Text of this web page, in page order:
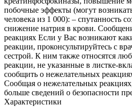
побочные эффекты (могут
человека из 1 000): ‒ спутанность
снижение натрия в крови.
реакциях Если у Вас возникают
реакции, проконсультируйтесь с
сестрой. К ним также относятся
реакции, не указанные в листке-
сообщить о нежелательных
Сообщая о нежелательных
больше сведений о безопасности
Характеристики